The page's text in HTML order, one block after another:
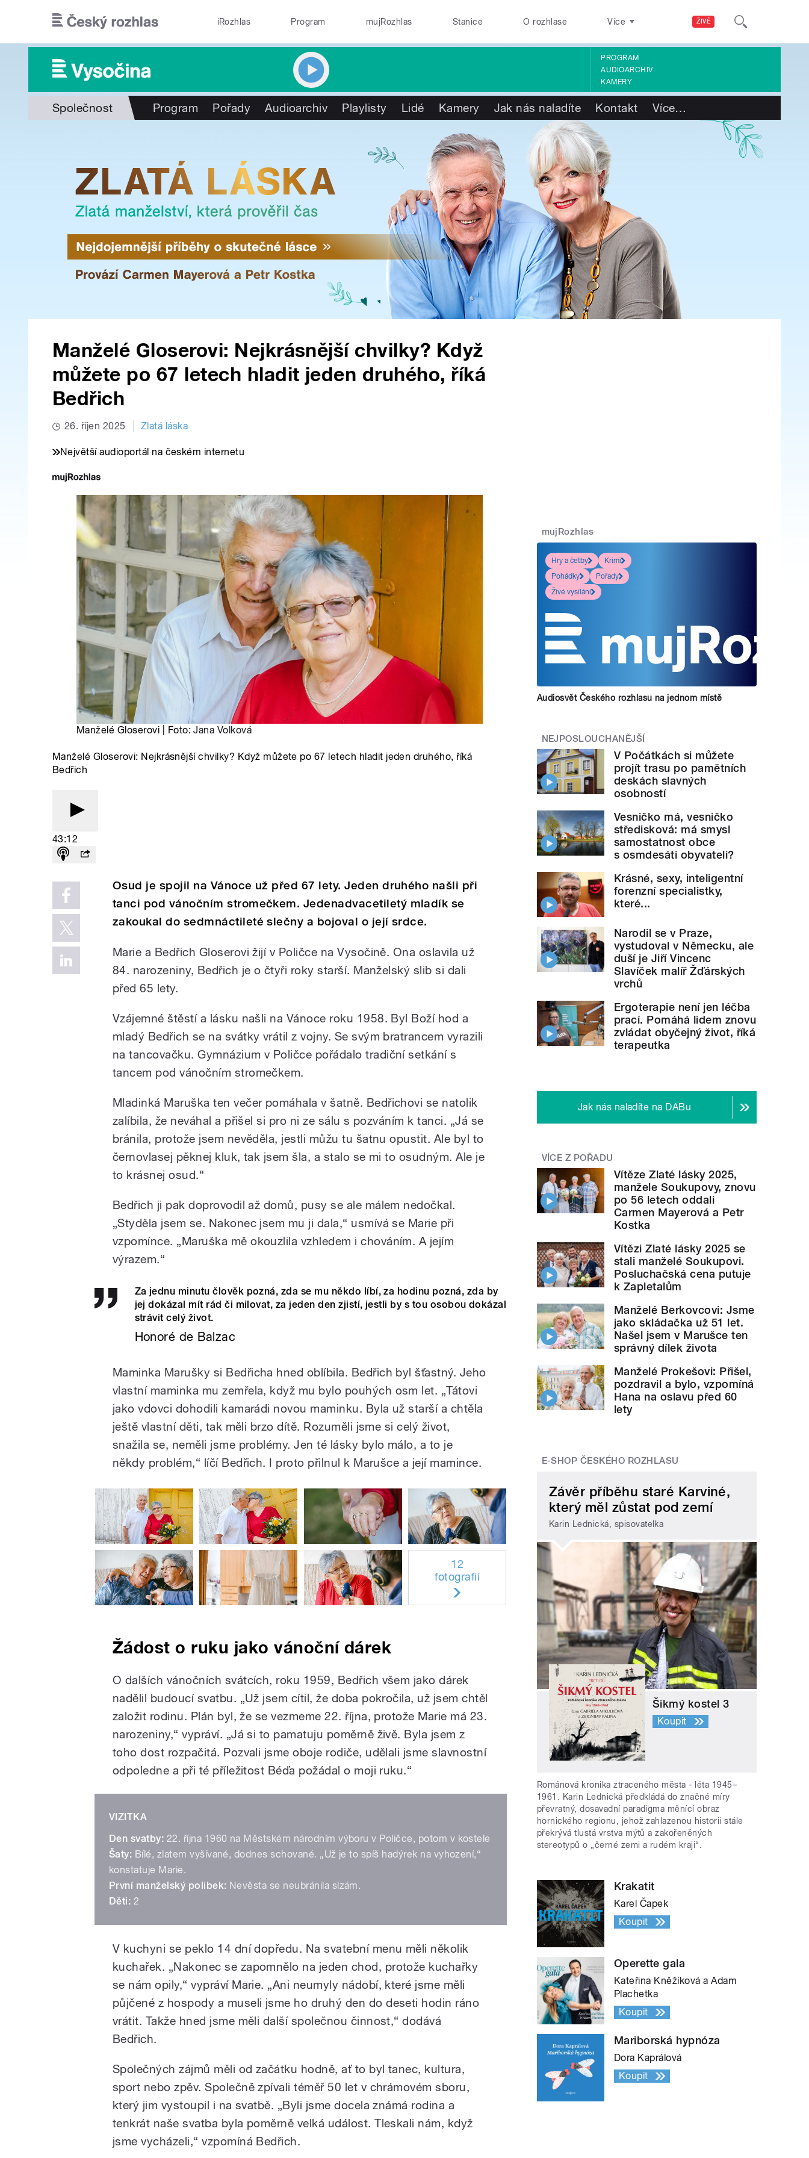
ŽIVĚ
iRozhlas Program mujRozhlas Stanice O rozhlase Více
PROGRAM
AUDIOARCHIV
KAMERY
Společnost Program Pořady Audioarchiv Playlisty Lidé Kamery Jak nás naladíte Kontakt Více…
Manželé Gloserovi: Nejkrásnější chvilky? Když
můžete po 67 letech hladit jeden druhého, říká
Bedřich
26. říjen 2025 Zlatá láska
Největší audioportál na českém internetu
Manželé Gloserovi | Foto:Jana Volková
Manželé Gloserovi: Nejkrásnější chvilky? Když můžete po 67 letech hladit jeden druhého, říká
Bedřich
43:12
Osud je spojil na Vánoce už před 67 lety. Jeden druhého našli při
tanci pod vánočním stromečkem. Jedenadvacetiletý mladík se
zakoukal do sedmnáctileté slečny a bojoval o její srdce.
Marie a Bedřich Gloserovi žijí v Poličce na Vysočině. Ona oslavila už
84. narozeniny, Bedřich je o čtyři roky starší. Manželský slib si dali
před 65 lety.
Vzájemné štěstí a lásku našli na Vánoce roku 1958. Byl Boží hod a
mladý Bedřich se na svátky vrátil z vojny. Se svým bratrancem vyrazili
na tancovačku. Gymnázium v Poličce pořádalo tradiční setkání s
tancem pod vánočním stromečkem.
Mladinká Maruška ten večer pomáhala v šatně. Bedřichovi se natolik
zalíbila, že neváhal a přišel si pro ni ze sálu s pozváním k tanci. „Já se
bránila, protože jsem nevěděla, jestli můžu tu šatnu opustit. Ale byl to
černovlasej pěknej kluk, tak jsem šla, a stalo se mi to osudným. Ale je
to krásnej osud.“
Bedřich ji pak doprovodil až domů, pusy se ale málem nedočkal.
„Styděla jsem se. Nakonec jsem mu ji dala,“ usmívá se Marie při
vzpomínce. „Maruška mě okouzlila vzhledem i chováním. A jejím
výrazem.“
Za jednu minutu člověk pozná, zda se mu někdo líbí, za hodinu pozná, zda by
jej dokázal mít rád či milovat, za jeden den zjistí, jestli by s tou osobou dokázal
strávit celý život.
Honoré de Balzac
Maminka Marušky si Bedřicha hned oblíbila. Bedřich byl šťastný. Jeho
vlastní maminka mu zemřela, když mu bylo pouhých osm let. „Tátovi
jako vdovci dohodili kamarádi novou maminku. Byla už starší a chtěla
ještě vlastní děti, tak měli brzo dítě. Rozuměli jsme si celý život,
snažila se, neměli jsme problémy. Jen té lásky bylo málo, a to je
někdy problém,“ líčí Bedřich. I proto přilnul k Marušce a její mamince.
12
fotografií
Žádost o ruku jako vánoční dárek
O dalších vánočních svátcích, roku 1959, Bedřich všem jako dárek
nadělil budoucí svatbu. „Už jsem cítil, že doba pokročila, už jsem chtěl
založit rodinu. Plán byl, že se vezmeme 22. října, protože Marie má 23.
narozeniny,“ vypráví. „Já si to pamatuju poměrně živě. Byla jsem z
toho dost rozpačitá. Pozvali jsme oboje rodiče, udělali jsme slavnostní
odpoledne a při té příležitost Béďa požádal o moji ruku.“
VIZITKA
Den svatby: 22. října 1960 na Městském národním výboru v Poličce, potom v kostele
Šaty: Bílé, zlatem vyšívané, dodnes schované. „Už je to spíš hadýrek na vyhození,“
konstatuje Marie.
První manželský polibek: Nevěsta se neubránila slzám.
Děti: 2
V kuchyni se peklo 14 dní dopředu. Na svatební menu měli několik
kuchařek. „Nakonec se zapomnělo na jeden chod, protože kuchařky
se nám opily,“ vypráví Marie. „Ani neumyly nádobí, které jsme měli
půjčené z hospody a museli jsme ho druhý den do deseti hodin ráno
vrátit. Takže hned jsme měli další společnou činnost,“ dodává
Bedřich.
Společných zájmů měli od začátku hodně, ať to byl tanec, kultura,
sport nebo zpěv. Společně zpívali téměř 50 let v chrámovém sboru,
který jim vystoupil i na svatbě. „Byli jsme docela známá rodina a
tenkrát naše svatba byla poměrně velká událost. Tleskali nám, když
jsme vycházeli,“ vzpomíná Bedřich.
mujRozhlas
Hry a četby
Krimi
Pohádky
Pořady
Živé vysílání
Audiosvět Českého rozhlasu na jednom místě
NEJPOSLOUCHANĚJŠÍ
V Počátkách si můžete
projít trasu po pamětních
deskách slavných
osobností
Vesničko má, vesničko
středisková: má smysl
samostatnost obce
s osmdesáti obyvateli?
Krásné, sexy, inteligentní
forenzní specialistky,
které...
Narodil se v Praze,
vystudoval v Německu, ale
duší je Jiří Vincenc
Slavíček malíř Žďárských
vrchů
Ergoterapie není jen léčba
prací. Pomáhá lidem znovu
zvládat obyčejný život, říká
terapeutka
Jak nás naladíte na DABu
VÍCE Z POŘADU
Vítěze Zlaté lásky 2025,
manžele Soukupovy, znovu
po 56 letech oddali
Carmen Mayerová a Petr
Kostka
Vítězi Zlaté lásky 2025 se
stali manželé Soukupovi.
Posluchačská cena putuje
k Zapletalům
Manželé Berkovcovi: Jsme
jako skládačka už 51 let.
Našel jsem v Marušce ten
správný dílek života
Manželé Prokešovi: Přišel,
pozdravil a bylo, vzpomíná
Hana na oslavu před 60
lety
E-SHOP ČESKÉHO ROZHLASU
Závěr příběhu staré Karviné,
který měl zůstat pod zemí
Karin Lednická, spisovatelka
Šikmý kostel 3
Koupit
Románová kronika ztraceného města - léta 1945–
1961. Karin Lednická předkládá do značné míry
převratný, dosavadní paradigma měnící obraz
hornického regionu, jehož zahlazenou historii stále
překrývá tlustá vrstva mýtů a zakořeněných
stereotypů o „černé zemi a rudém kraji“.
Krakatit
Karel Čapek
Koupit
Operette gala
Kateřina Kněžíková a Adam
Plachetka
Koupit
Mariborská hypnóza
Dora Kaprálová
Koupit